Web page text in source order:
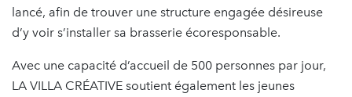
lancé, afin de trouver une structure engagée désireuse
d’y voir s’installer sa brasserie écoresponsable.
Avec une capacité d’accueil de 500 personnes par jour,
LA VILLA CRÉATIVE soutient également les jeunes